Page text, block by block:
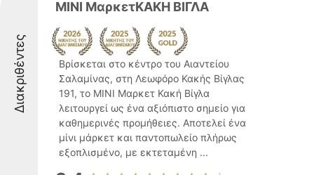
Διακριθέντες
ΜΙΝΙ ΜαρκετΚΑΚΗ ΒΙΓΛΑ
Βρίσκεται στο κέντρο του Αιαντείου
Σαλαμίνας, στη Λεωφόρο Κακής Βίγλας
191, το ΜΙΝΙ Μαρκετ Κακή Βίγλα
λειτουργεί ως ένα αξιόπιστο σημείο για
καθημερινές προμήθειες. Αποτελεί ένα
μίνι μάρκετ και παντοπωλείο πλήρως
εξοπλισμένο, με εκτεταμένη ...